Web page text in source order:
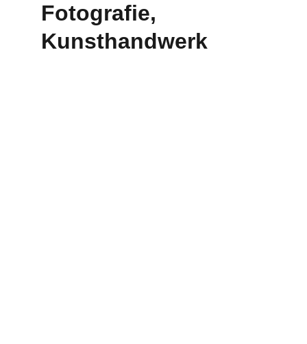
Fotografie,
Kunsthandwerk